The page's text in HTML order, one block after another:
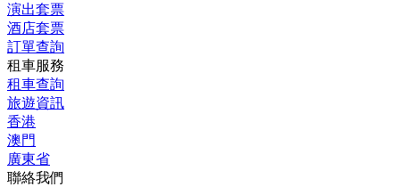
演出套票
酒店套票
訂單查詢
租車服務
租車查詢
旅遊資訊
香港
澳門
廣東省
聯絡我們